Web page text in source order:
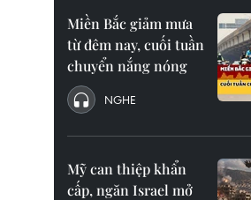
Miền Bắc giảm mưa
từ đêm nay, cuối tuần
chuyển nắng nóng
NGHE
Mỹ can thiệp khẩn
cấp, ngăn Israel mở